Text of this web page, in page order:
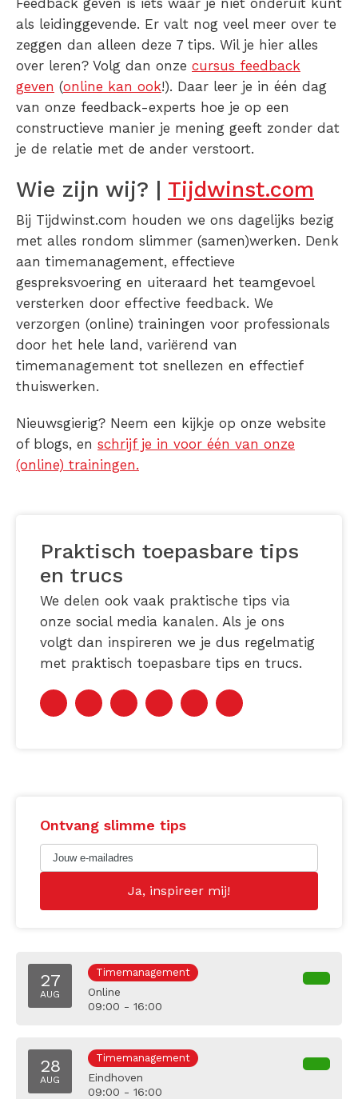
als leidinggevende. Er valt nog veel meer over te
zeggen dan alleen deze 7 tips. Wil je hier alles
over leren? Volg dan onze cursus feedback
geven (online kan ook!). Daar leer je in één dag
van onze feedback-experts hoe je op een
constructieve manier je mening geeft zonder dat
je de relatie met de ander verstoort.
Wie zijn wij? | Tijdwinst.com
Bij Tijdwinst.com houden we ons dagelijks bezig
met alles rondom slimmer (samen)werken. Denk
aan timemanagement, effectieve
gespreksvoering en uiteraard het teamgevoel
versterken door effective feedback. We
verzorgen (online) trainingen voor professionals
door het hele land, variërend van
timemanagement tot snellezen en effectief
thuiswerken.
Nieuwsgierig? Neem een kijkje op onze website
of blogs, en schrijf je in voor één van onze
(online) trainingen.
Praktisch toepasbare tips
en trucs
We delen ook vaak praktische tips via
onze social media kanalen. Als je ons
volgt dan inspireren we je dus regelmatig
met praktisch toepasbare tips en trucs.
Ontvang slimme tips
27
AUG
Timemanagement
Online
09:00 - 16:00
28
AUG
Timemanagement
Eindhoven
09:00 - 16:00